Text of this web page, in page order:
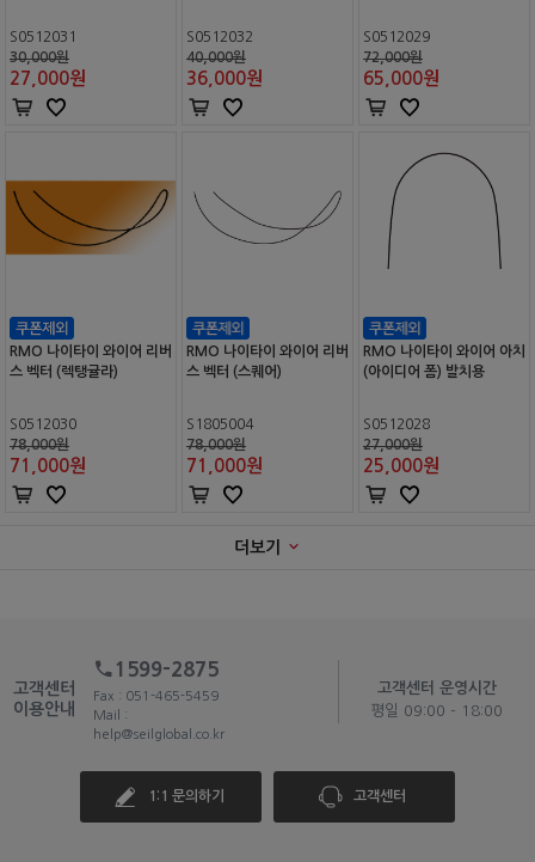
S0512031
30,000원
27,000원
S0512032
40,000원
36,000원
S0512029
72,000원
65,000원
RMO 나이타이 와이어 리버
스 벡터 (렉탱귤라)
S0512030
78,000원
71,000원
RMO 나이타이 와이어 리버
스 벡터 (스퀘어)
S1805004
78,000원
71,000원
RMO 나이타이 와이어 아치
(아이디어 폼) 발치용
S0512028
27,000원
25,000원
더보기
고객센터
이용안내
1599-2875
Fax : 051-465-5459
Mail :
help@seilglobal.co.kr
고객센터 운영시간
평일 09:00 - 18:00
1:1 문의하기 고객센터